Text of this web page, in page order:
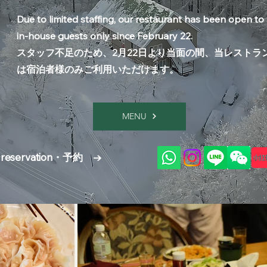
Due to limited staffing, our restaurant has been open to
in-house guests only since February 22.
スタッフ不足のため、2月22日より当面の間、当レストラ
は宿泊者様のみご利用いただけます。
MENU
reservation・予約 →